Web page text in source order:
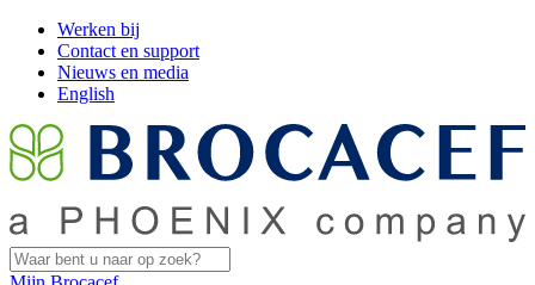
Werken bij
Contact en support
Nieuws en media
English